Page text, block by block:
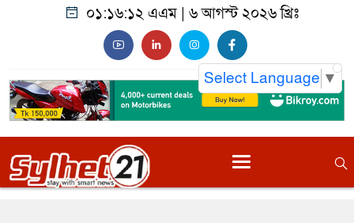
০১:১৬:১৩ এএম | ৬ আগস্ট ২০২৬ খ্রিঃ
Select Language ▼